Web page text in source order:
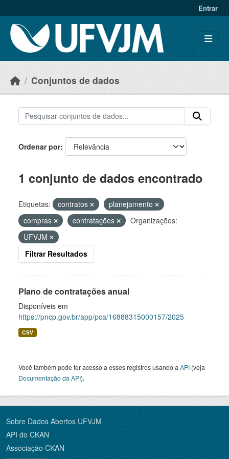
Entrar
Conjuntos de dados
Ordenar por
1 conjunto de dados encontrado
Etiquetas: contratos
planejamento
compras
contratações
Organizações:
UFVJM
Filtrar Resultados
Plano de contratações anual
Disponíveis em
https://pncp.gov.br/app/pca/16888315000157/2025
CSV
Você também pode ter acesso a esses registros usando a API (veja
Documentação da API).
Sobre Dados Abertos UFVJM
API do CKAN
Associação CKAN